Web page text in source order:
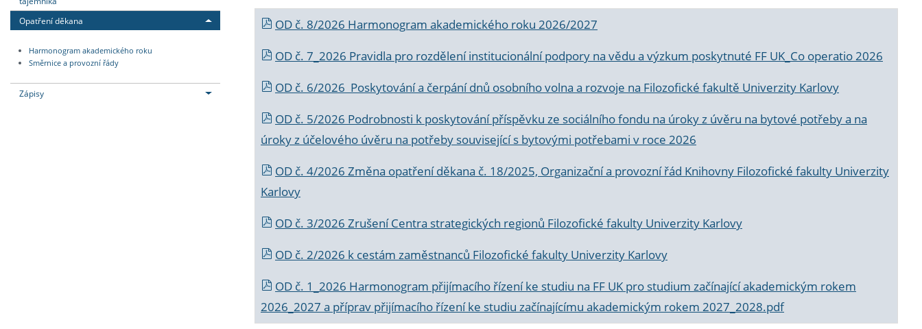
Opatření děkana
Harmonogram akademického roku
Směrnice a provozní řády
Zápisy
OD č. 8/2026 Harmonogram akademického roku 2026/2027
OD č. 7_2026 Pravidla pro rozdělení institucionální podpory na vědu a výzkum poskytnuté FF UK_Co operatio 2026
OD č. 6/2026 Poskytování a čerpání dnů osobního volna a rozvoje na Filozofické fakultě Univerzity Karlovy
OD č. 5/2026 Podrobnosti k poskytování příspěvku ze sociálního fondu na úroky z úvěru na bytové potřeby a na
úroky z účelového úvěru na potřeby související s bytovými potřebami v roce 2026
OD č. 4/2026 Změna opatření děkana č. 18/2025, Organizační a provozní řád Knihovny Filozofické fakulty Univerzity
Karlovy
OD č. 3/2026 Zrušení Centra strategických regionů Filozofické fakulty Univerzity Karlovy
OD č. 2/2026 k cestám zaměstnanců Filozofické fakulty Univerzity Karlovy
OD č. 1_2026 Harmonogram přijímacího řízení ke studiu na FF UK pro studium začínající akademickým rokem
2026_2027 a příprav přijímacího řízení ke studiu začínajícímu akademickým rokem 2027_2028.pdf